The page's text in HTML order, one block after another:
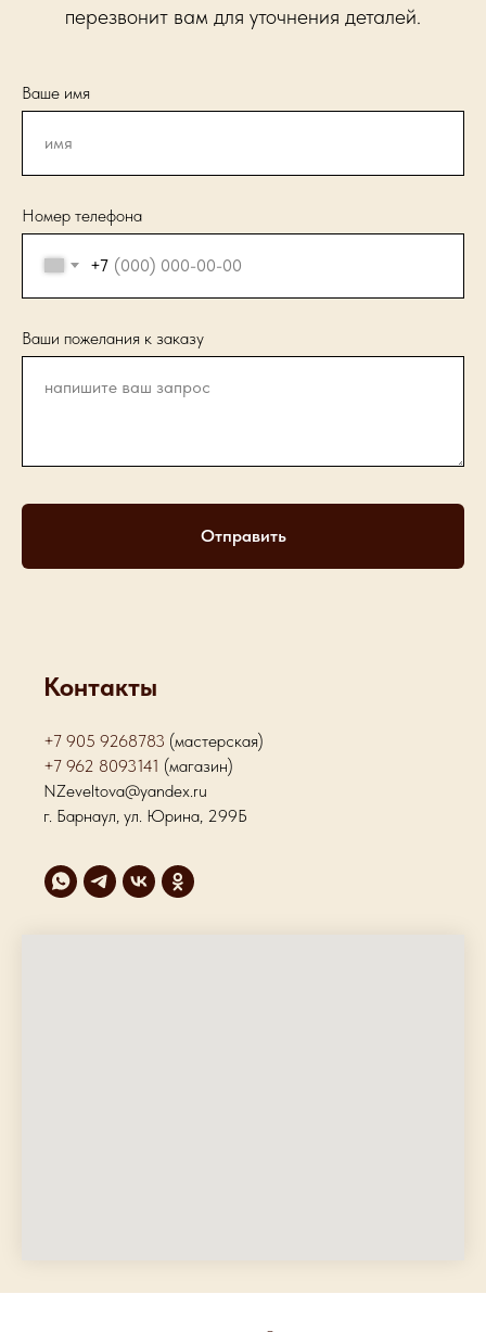
перезвонит вам для уточнения деталей.
Ваше имя
Номер телефона
+7
Ваши пожелания к заказу
Отправить
Контакты
+7 905 9268783 (мастерская)
+7 962 8093141 (магазин)
NZeveltova@yandex.ru
г. Барнаул, ул. Юрина, 299Б